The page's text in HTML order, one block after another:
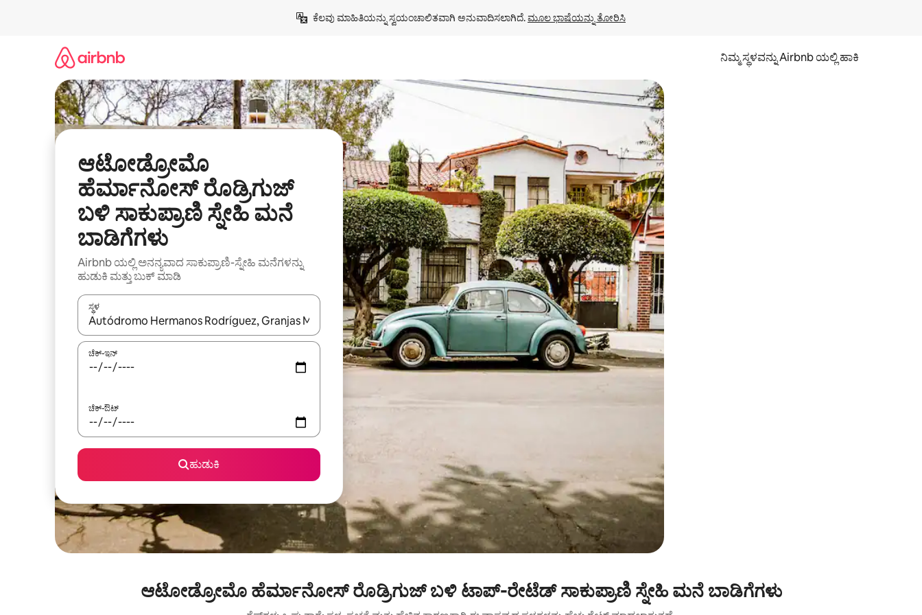
ಕೆಲವು ಮಾಹಿತಿಯನ್ನು ಸ್ವಯಂಚಾಲಿತವಾಗಿ ಅನುವಾದಿಸಲಾಗಿದೆ. ಮೂಲ ಭಾಷೆಯನ್ನು ತೋರಿಸಿ
ನಿಮ್ಮ ಸ್ಥಳವನ್ನು Airbnb ಯಲ್ಲಿ ಹಾಕಿ
ಆಟೋಡ್ರೋಮೊ
ಹೆರ್ಮಾನೋಸ್ ರೊಡ್ರಿಗುಜ್
ಬಳಿ ಸಾಕುಪ್ರಾಣಿ ಸ್ನೇಹಿ ಮನೆ
ಬಾಡಿಗೆಗಳು
Airbnb ಯಲ್ಲಿ ಅನನ್ಯವಾದ ಸಾಕುಪ್ರಾಣಿ-ಸ್ನೇಹಿ ಮನೆಗಳನ್ನು
ಹುಡುಕಿ ಮತ್ತು ಬುಕ್ ಮಾಡಿ
ಸ್ಥಳ
ಫಲಿತಾಂಶಗಳು ಲಭ್ಯವಿರುವಾಗ, ಅಪ್ ಮತ್ತು ಡೌನ್ ಬಾಣದ ಕೀಲಿಗಳೊಂದಿಗೆ ನ್ಯಾವಿಗೇಟ್ ಮಾಡಿ ಅಥವಾ ಸ್ಪರ್ಶ ಅಥವಾ ಸ್ವೈಪ್ ಗೆಸ್ಚರ್‌ಗಳ ಮೂಲಕ ಅನ್ವೇಷಿಸಿ.
ಚೆಕ್-ಇನ್
ಚೆಕ್-ಔಟ್
ಹುಡುಕಿ
ಆಟೋಡ್ರೋಮೊ ಹೆರ್ಮಾನೋಸ್ ರೊಡ್ರಿಗುಜ್ ಬಳಿ ಟಾಪ್-ರೇಟೆಡ್ ಸಾಕುಪ್ರಾಣಿ ಸ್ನೇಹಿ ಮನೆ ಬಾಡಿಗೆಗಳು